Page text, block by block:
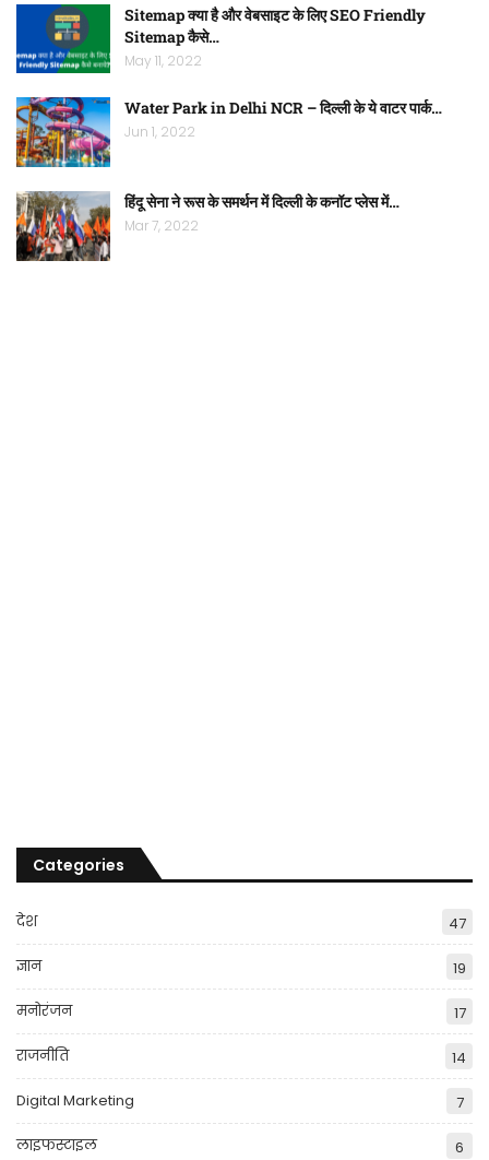
Sitemap क्या है और वेबसाइट के लिए SEO Friendly
Sitemap कैसे…
May 11, 2022
Water Park in Delhi NCR – दिल्ली के ये वाटर पार्क…
Jun 1, 2022
हिंदू सेना ने रूस के समर्थन में दिल्ली के कनॉट प्लेस में…
Mar 7, 2022
Categories
देश 47
ज्ञान 19
मनोरंजन 17
राजनीति 14
Digital Marketing 7
लाइफस्टाइल 6